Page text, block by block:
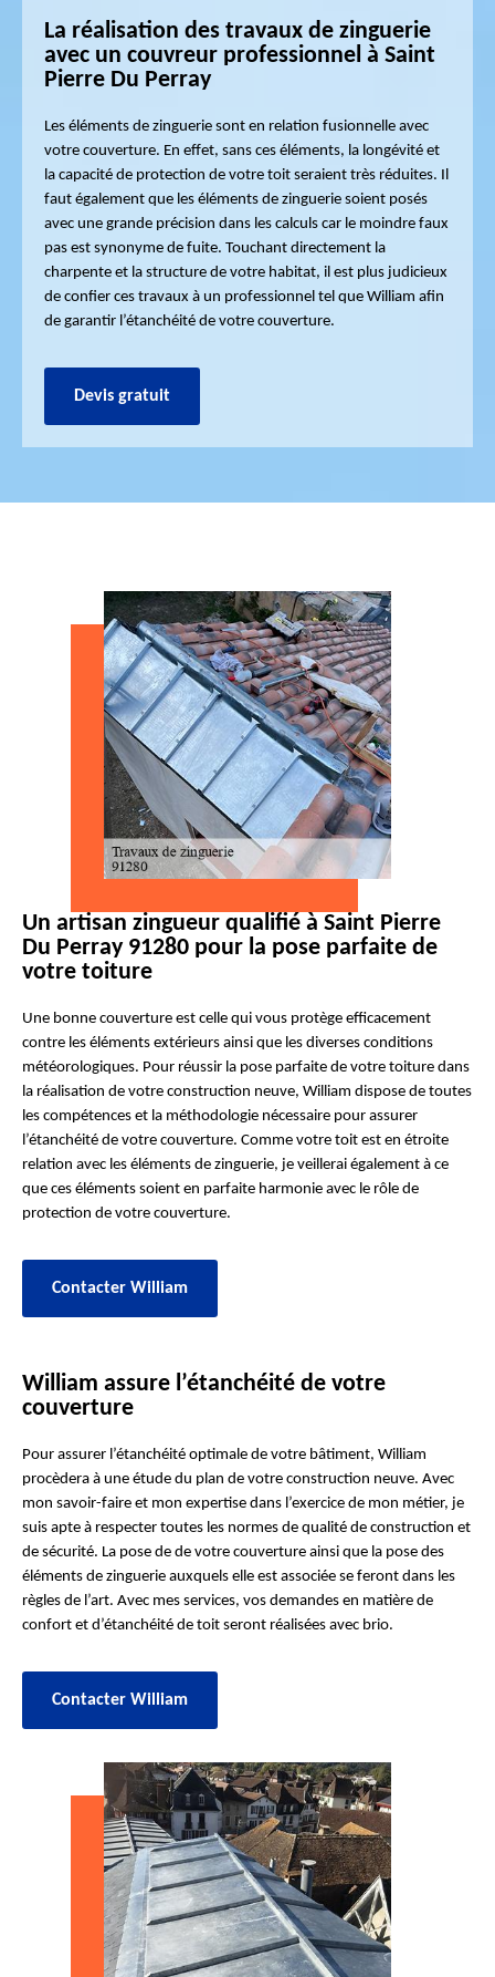
La réalisation des travaux de zinguerie
avec un couvreur professionnel à Saint
Pierre Du Perray
Les éléments de zinguerie sont en relation fusionnelle avec
votre couverture. En effet, sans ces éléments, la longévité et
la capacité de protection de votre toit seraient très réduites. Il
faut également que les éléments de zinguerie soient posés
avec une grande précision dans les calculs car le moindre faux
pas est synonyme de fuite. Touchant directement la
charpente et la structure de votre habitat, il est plus judicieux
de confier ces travaux à un professionnel tel que William afin
de garantir l’étanchéité de votre couverture.
Devis gratuit
Un artisan zingueur qualifié à Saint Pierre
Du Perray 91280 pour la pose parfaite de
votre toiture
Une bonne couverture est celle qui vous protège efficacement
contre les éléments extérieurs ainsi que les diverses conditions
météorologiques. Pour réussir la pose parfaite de votre toiture dans
la réalisation de votre construction neuve, William dispose de toutes
les compétences et la méthodologie nécessaire pour assurer
l’étanchéité de votre couverture. Comme votre toit est en étroite
relation avec les éléments de zinguerie, je veillerai également à ce
que ces éléments soient en parfaite harmonie avec le rôle de
protection de votre couverture.
Contacter William
William assure l’étanchéité de votre
couverture
Pour assurer l’étanchéité optimale de votre bâtiment, William
procèdera à une étude du plan de votre construction neuve. Avec
mon savoir-faire et mon expertise dans l’exercice de mon métier, je
suis apte à respecter toutes les normes de qualité de construction et
de sécurité. La pose de de votre couverture ainsi que la pose des
éléments de zinguerie auxquels elle est associée se feront dans les
règles de l’art. Avec mes services, vos demandes en matière de
confort et d’étanchéité de toit seront réalisées avec brio.
Contacter William